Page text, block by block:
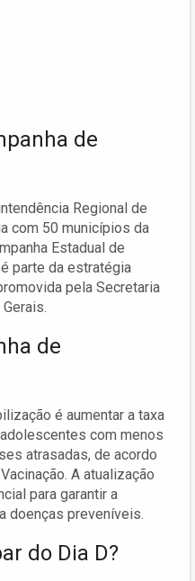
de
Regional de
com 50 municípios da
Estadual de
parte da estratégia
pela Secretaria
de
é aumentar a taxa
com menos
atrasadas, de acordo
A atualização
para garantir a
doenças preveníveis.
do Dia D?